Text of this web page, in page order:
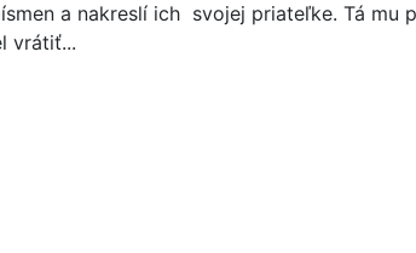
a nakreslí ich svojej priateľke. Tá mu
vrátiť...